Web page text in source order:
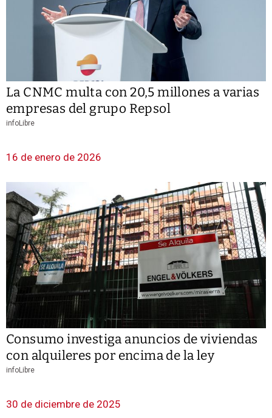
La CNMC multa con 20,5 millones a varias
empresas del grupo Repsol
infoLibre
16 de enero de 2026
Consumo investiga anuncios de viviendas
con alquileres por encima de la ley
infoLibre
30 de diciembre de 2025